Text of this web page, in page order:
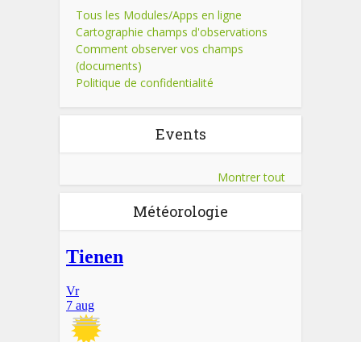
Tous les Modules/Apps en ligne
Cartographie champs d'observations
Comment observer vos champs
(documents)
Politique de confidentialité
Events
Montrer tout
Météorologie